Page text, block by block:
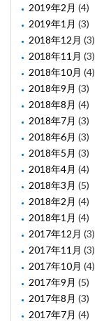
2019年2月 (4)
2019年1月 (3)
2018年12月 (3)
2018年11月 (3)
2018年10月 (4)
2018年9月 (3)
2018年8月 (4)
2018年7月 (3)
2018年6月 (3)
2018年5月 (3)
2018年4月 (4)
2018年3月 (5)
2018年2月 (4)
2018年1月 (4)
2017年12月 (3)
2017年11月 (3)
2017年10月 (4)
2017年9月 (5)
2017年8月 (3)
2017年7月 (4)